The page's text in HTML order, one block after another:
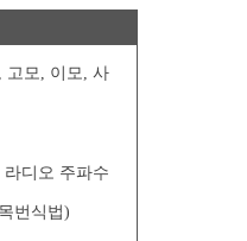
고모, 이모, 사
라디오 주파수
번식법)